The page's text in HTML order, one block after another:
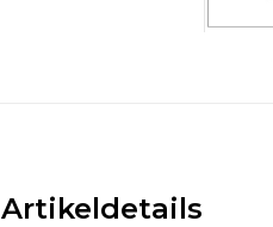
Artikeldetails